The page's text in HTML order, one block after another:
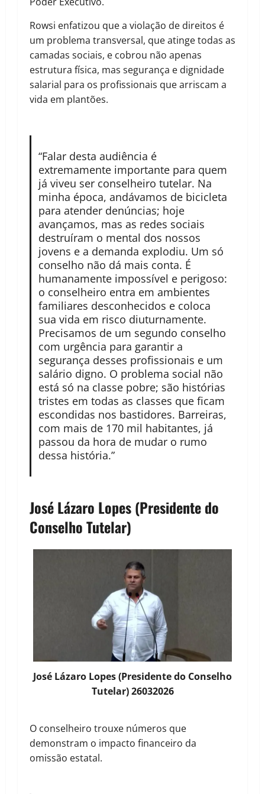
Rowsi enfatizou que a violação de direitos é
um problema transversal, que atinge todas as
camadas sociais, e cobrou não apenas
estrutura física, mas segurança e dignidade
salarial para os profissionais que arriscam a
vida em plantões.
“Falar desta audiência é
extremamente importante para quem
já viveu ser conselheiro tutelar. Na
minha época, andávamos de bicicleta
para atender denúncias; hoje
avançamos, mas as redes sociais
destruíram o mental dos nossos
jovens e a demanda explodiu. Um só
conselho não dá mais conta. É
humanamente impossível e perigoso:
o conselheiro entra em ambientes
familiares desconhecidos e coloca
sua vida em risco diuturnamente.
Precisamos de um segundo conselho
com urgência para garantir a
segurança desses profissionais e um
salário digno. O problema social não
está só na classe pobre; são histórias
tristes em todas as classes que ficam
escondidas nos bastidores. Barreiras,
com mais de 170 mil habitantes, já
passou da hora de mudar o rumo
dessa história.”
José Lázaro Lopes (Presidente do
Conselho Tutelar)
José Lázaro Lopes (Presidente do Conselho
Tutelar) 26032026
O conselheiro trouxe números que
demonstram o impacto financeiro da
omissão estatal.